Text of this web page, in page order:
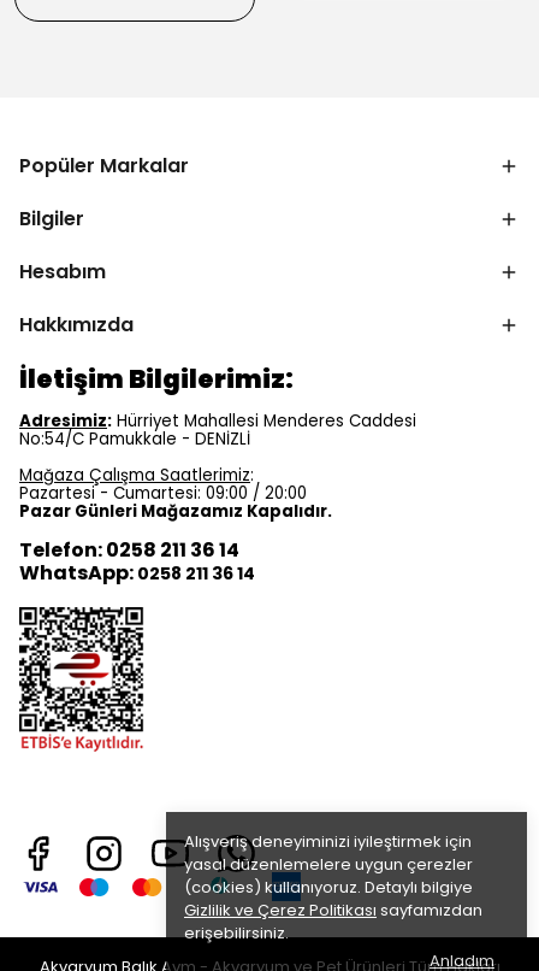
Alışveriş deneyiminizi iyileştirmek için
yasal düzenlemelere uygun çerezler
(cookies) kullanıyoruz. Detaylı bilgiye
Gizlilik ve Çerez Politikası sayfamızdan
erişebilirsiniz.
Anladım
Popüler Markalar
Bilgiler
Hesabım
Hakkımızda
İletişim Bilgilerimiz:
Adresimiz: Hürriyet Mahallesi Menderes Caddesi
No:54/C Pamukkale - DENİZLİ
Mağaza Çalışma Saatlerimiz:
Pazartesi - Cumartesi: 09:00 / 20:00
Pazar Günleri Mağazamız Kapalıdır.
Telefon: 0258 211 36 14
WhatsApp: 0258 211 36 14